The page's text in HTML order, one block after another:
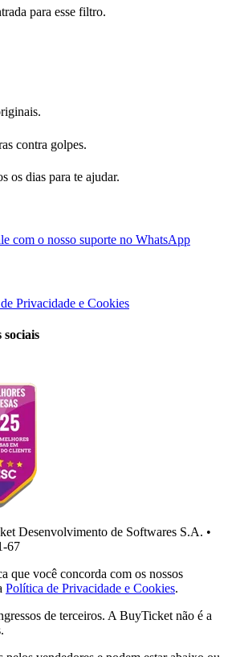
para esse filtro.
contra golpes.
os dias para te ajudar.
com o nosso suporte no WhatsApp
Privacidade e Cookies
sociais
Desenvolvimento de Softwares S.A. •
67
que você concorda com os nossos
Política de Privacidade e Cookies.
de terceiros. A BuyTicket não é a